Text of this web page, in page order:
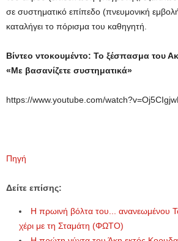
σε συστηματικό επίπεδο (πνευμονική
καταλήγει το πόρισμα του καθηγητή.
Βίντεο ντοκουμέντο: Το ξέσπασμα του
«Με βασανίζετε συστηματικά»
https://www.youtube.com/
Πηγή
Δείτε επίσης:
Η πρωινή βόλτα του... ανανεωμένου
χέρι με τη Σταμάτη (ΦΩΤΟ)